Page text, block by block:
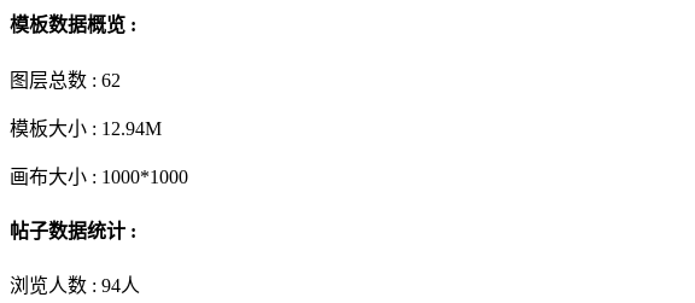
模板数据概览 :
图层总数 : 62
模板大小 : 12.94M
画布大小 : 1000*1000
帖子数据统计 :
浏览人数 : 94人